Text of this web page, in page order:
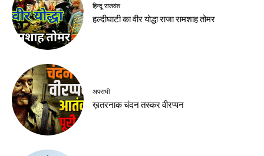
हिन्दू राजवंश
हल्दीघाटी का वीर योद्धा राजा रामशाह तोमर
अपराधी
ख़तरनाक चंदन तस्कर वीरप्पन